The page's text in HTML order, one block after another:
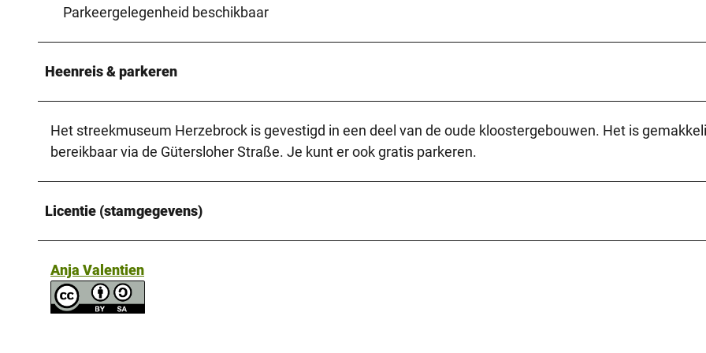
Parkeergelegenheid beschikbaar
Heenreis & parkeren
Het streekmuseum Herzebrock is gevestigd in een deel van de oude kloostergebouwen. Het is
bereikbaar via de Gütersloher Straße. Je kunt er ook gratis parkeren.
Licentie (stamgegevens)
Anja Valentien